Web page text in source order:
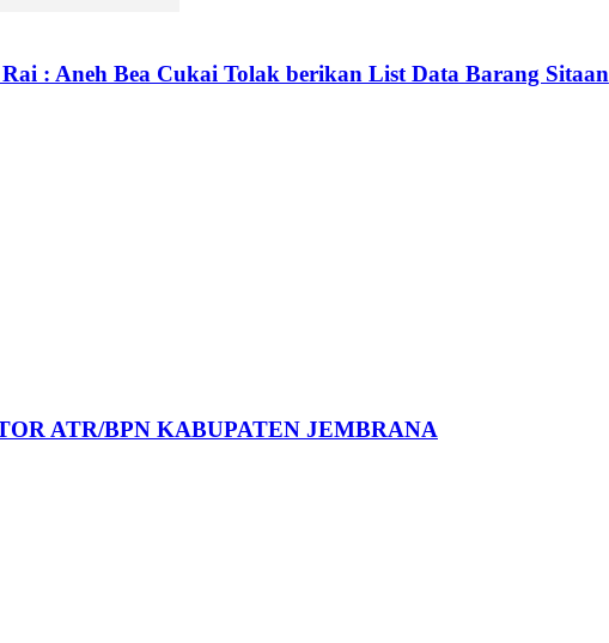
: Aneh Bea Cukai Tolak berikan List Data Barang Sitaan
ATR/BPN KABUPATEN JEMBRANA